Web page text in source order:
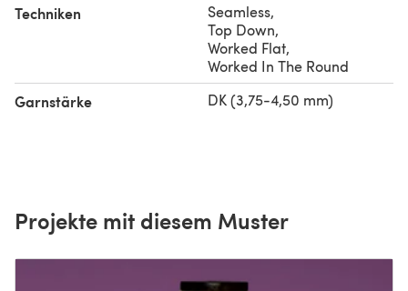
Techniken Seamless,
Top Down,
Worked Flat,
Worked In The Round
Garnstärke DK (3,75-4,50 mm)
Projekte mit diesem Muster